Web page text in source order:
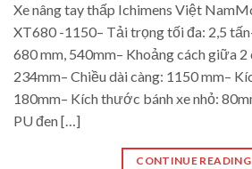
Xe nâng tay thấp Ichimens Việt
XT680 -1150– Tải trọng tối đa: 2,5
680 mm, 540mm– Khoảng cách giữa 2
234mm– Chiều dài càng: 1150 mm–
180mm– Kích thước bánh xe nhỏ:
PU đen […]
CONTINUE READING